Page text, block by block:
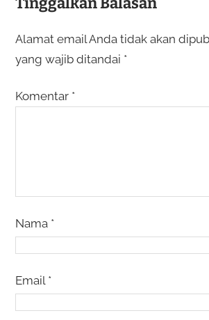
Alamat email Anda tidak akan
yang wajib ditandai *
Komentar *
Nama *
Email *